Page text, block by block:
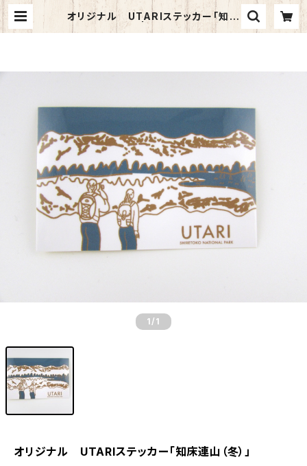
オリジナル UTARIステッカー「知床
連山（冬）」 | ユートピア知床
1 /1
オリジナル UTARIステッカー「知床連山（冬）」